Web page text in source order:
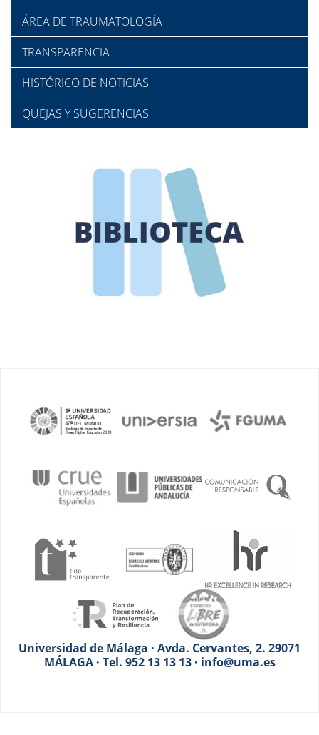
ÁREA DE TRAUMATOLOGÍA
TRANSPARENCIA
HISTÓRICO DE NOTICIAS
QUEJAS Y SUGERENCIAS
Universidad de Málaga · Avda. Cervantes, 2. 29071
MÁLAGA · Tel. 952 13 13 13 · info@uma.es